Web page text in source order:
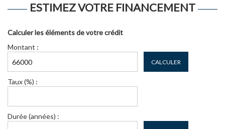
ESTIMEZ VOTRE FINANCEMENT
Calculer les éléments de votre crédit
Montant :
CALCULER
Taux (%) :
Durée (années) :